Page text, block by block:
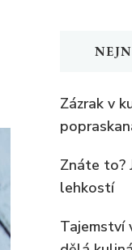
Zázrak v
Znáte to?
lehkostí
Tajemství